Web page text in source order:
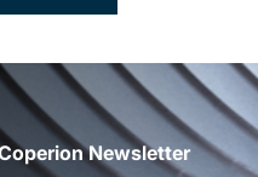
Newsletter